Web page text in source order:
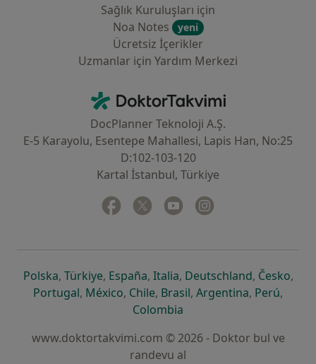
Sağlık Kuruluşları için
Noa Notes
yeni
Ücretsiz İçerikler
Uzmanlar için Yardım Merkezi
DoktorTakvimi - Ana Sayfa
DocPlanner Teknoloji A.Ş.
E-5 Karayolu, Esentepe Mahallesi, Lapis Han, No:25
D:102-103-120
Kartal İstanbul, Türkiye
Facebook
yeni bir sekmede açılır
Twitter
yeni bir sekmede açılır
Youtube
yeni bir sekmede açılır
Polskayeni bir sekmede açılır
, Türkiyeyeni bir sekmede açılır
, Españayeni bir sekmede açılır
, Italiayeni bir sekmede açılır
, Deutschlandyeni bir
, Českoyeni
,
Portugalyeni bir sekmede açılır
, Méxicoyeni bir sekmede açılır
, Chileyeni bir sekmede açılır
, Brasilyeni bir sekmede açılır
, Argentinayeni bir
, Perúyeni
,
Colombia
www.doktortakvimi.com © 2026 - Doktor bul ve
randevu al